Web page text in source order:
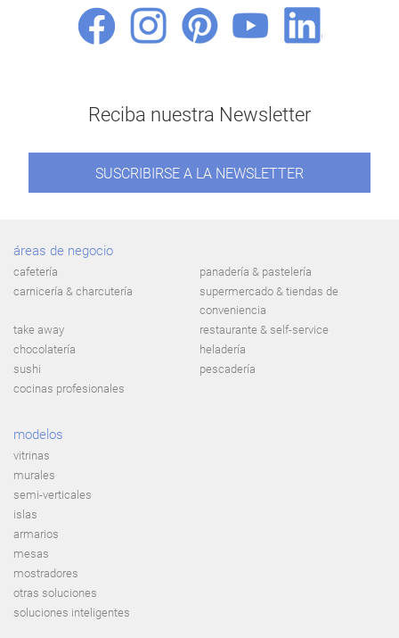
Reciba nuestra Newsletter
SUSCRIBIRSE A LA NEWSLETTER
áreas de negocio
cafetería
panadería & pastelería
carnicería & charcutería
supermercado & tiendas de
conveniencia
take away
restaurante & self-service
chocolatería
heladería
sushi
pescadería
cocinas profesionales
modelos
vitrinas
murales
semi-verticales
islas
armarios
mesas
mostradores
otras soluciones
soluciones inteligentes